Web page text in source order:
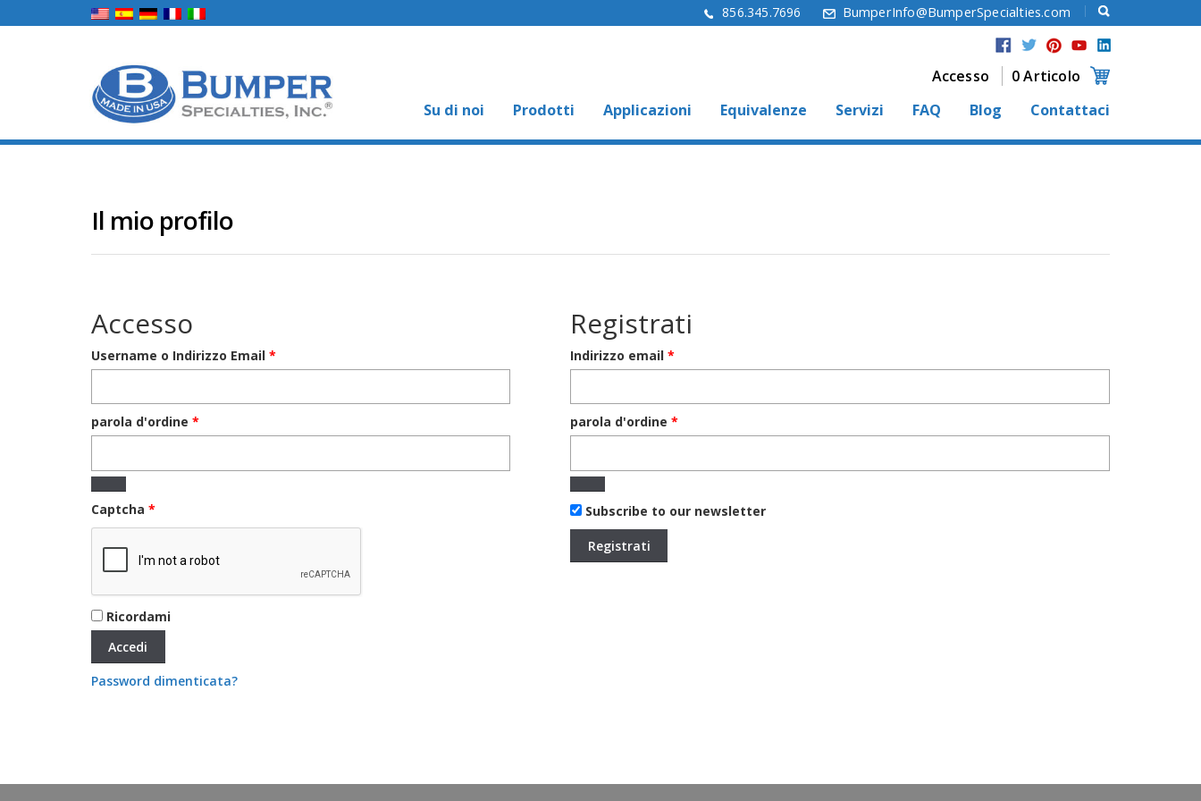
856.345.7696 BumperInfo@BumperSpecialties.com
Accesso
0 Articolo
Su di noi
Prodotti Applicazioni Equivalenze Servizi FAQ Blog Contattaci
Il mio profilo
Accesso
Username o Indirizzo Email *
parola d'ordine *
Captcha *
Ricordami
Accedi
Password dimenticata?
Registrati
Indirizzo email*
parola d'ordine*
Subscribe to our newsletter
Registrati